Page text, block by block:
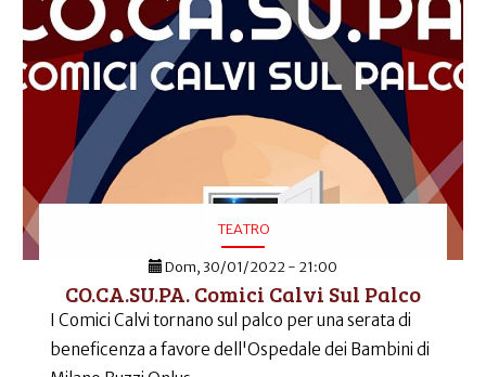
TEATRO
Dom, 30/01/2022 - 21:00
CO.CA.SU.PA. Comici Calvi Sul Palco
I Comici Calvi tornano sul palco per una serata di
beneficenza a favore dell'Ospedale dei Bambini di